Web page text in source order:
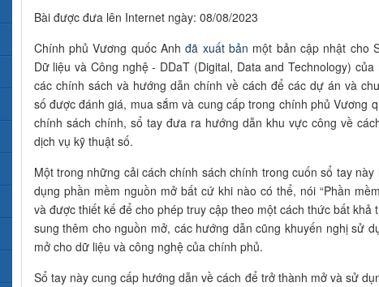
Bài được đưa lên Internet ngày: 08/08/2023
Chính phủ Vương quốc Anhđã xuất bản một bản cập nhật cho
Dữ liệu và Công nghệ - DDaT (Digital, Data and Technology)
các chính sách và hướng dẫn chính về cách để các dự án và
số được đánh giá, mua sắm và cung cấp trong chính phủ Vương
chính sách chính, sổ tay đưa ra hướng dẫn khu vực công về
dịch vụ kỹ thuật số.
Một trong những cải cách chính sách chính trong cuốn sổ tay
dụng phần mềm nguồn mở bất cứ khi nào có thể, nói “Phần
và được thiết kế để cho phép truy cập theo một cách thức bất khả
sung thêm cho nguồn mở, các hướng dẫn cũng khuyến nghị sử
mở cho dữ liệu và công nghệ của chính phủ.
Sổ tay này cung cấp hướng dẫn về cách để trở thành mở và sử